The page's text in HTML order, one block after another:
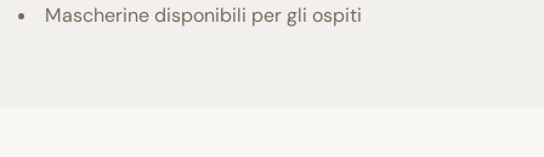
Mascherine disponibili per gli ospiti